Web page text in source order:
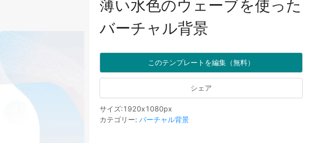
薄い水色のウェーブを使った
バーチャル背景
このテンプレートを編集（無料）
シェア
サイズ:1920x1080px
カテゴリー: バーチャル背景